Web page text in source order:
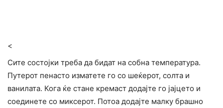
<
Сите состојки треба да бидат на собна температура.
Путерот пенасто изматете го со шеќерот, солта и
ванилата. Кога ќе стане кремаст додајте го јајцето и
соединете со миксерот. Потоа додајте малку брашно